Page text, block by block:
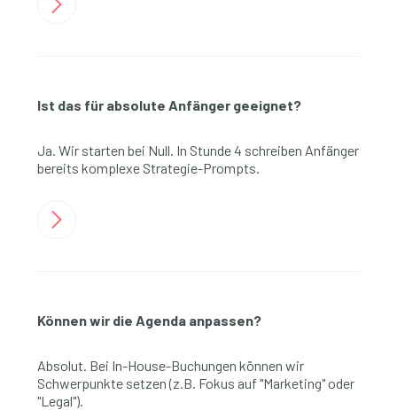
Ist das für absolute Anfänger geeignet?
Ja. Wir starten bei Null. In Stunde 4 schreiben Anfänger
bereits komplexe Strategie-Prompts.
Können wir die Agenda anpassen?
Absolut. Bei In-House-Buchungen können wir
Schwerpunkte setzen (z.B. Fokus auf "Marketing" oder
"Legal").